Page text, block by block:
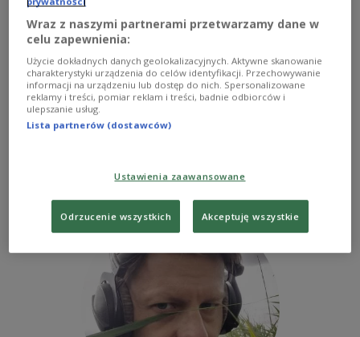
Atlas polskich podróżników
Prowadzi Bartosz Panek
PROWADZĄCY
Bartosz Panek
Wraz z naszymi partnerami przetwarzamy dane w
celu zapewnienia:
Użycie dokładnych danych geolokalizacyjnych. Aktywne skanowanie
charakterystyki urządzenia do celów identyfikacji. Przechowywanie
informacji na urządzeniu lub dostęp do nich. Spersonalizowane
reklamy i treści, pomiar reklam i treści, badnie odbiorców i
ulepszanie usług.
Lista partnerów (dostawców)
Ustawienia zaawansowane
Odrzucenie wszystkich Akceptuję wszystkie